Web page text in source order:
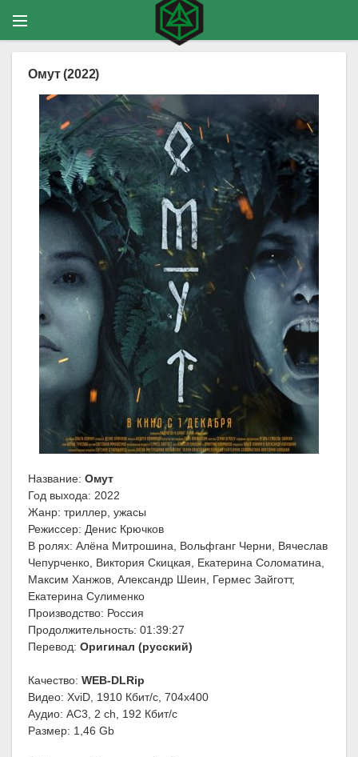
Омут (2022)
Название: Омут
Год выхода: 2022
Жанр: триллер, ужасы
Режиссер: Денис Крючков
В ролях: Алёна Митрошина, Вольфганг Черни, Вячеслав
Чепурченко, Виктория Скицкая, Екатерина Соломатина,
Максим Ханжов, Александр Шеин, Гермес Зайготт,
Екатерина Сулименко
Производство: Россия
Продолжительность: 01:39:27
Перевод: Оригинал (русский)
Качество: WEB-DLRip
Видео: XviD, 1910 Кбит/с, 704x400
Аудио: AC3, 2 ch, 192 Кбит/с
Размер: 1,46 Gb